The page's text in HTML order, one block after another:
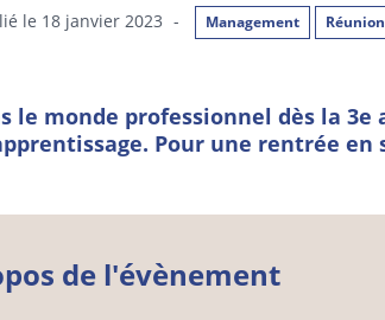
le 18 janvier 2023 - Management
le monde professionnel dès la 3e
Pour une rentrée en
de l'évènement